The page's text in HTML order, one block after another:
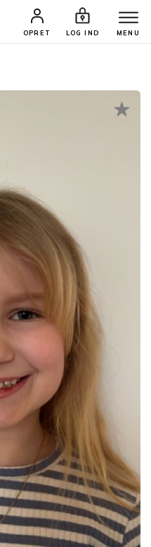
OPRET LOG IND MENU
SØG PROFIL